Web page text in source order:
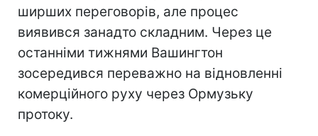
ширших переговорів, але процес
виявився занадто складним. Через це
останніми тижнями Вашингтон
зосередився переважно на відновленні
комерційного руху через Ормузьку
протоку.